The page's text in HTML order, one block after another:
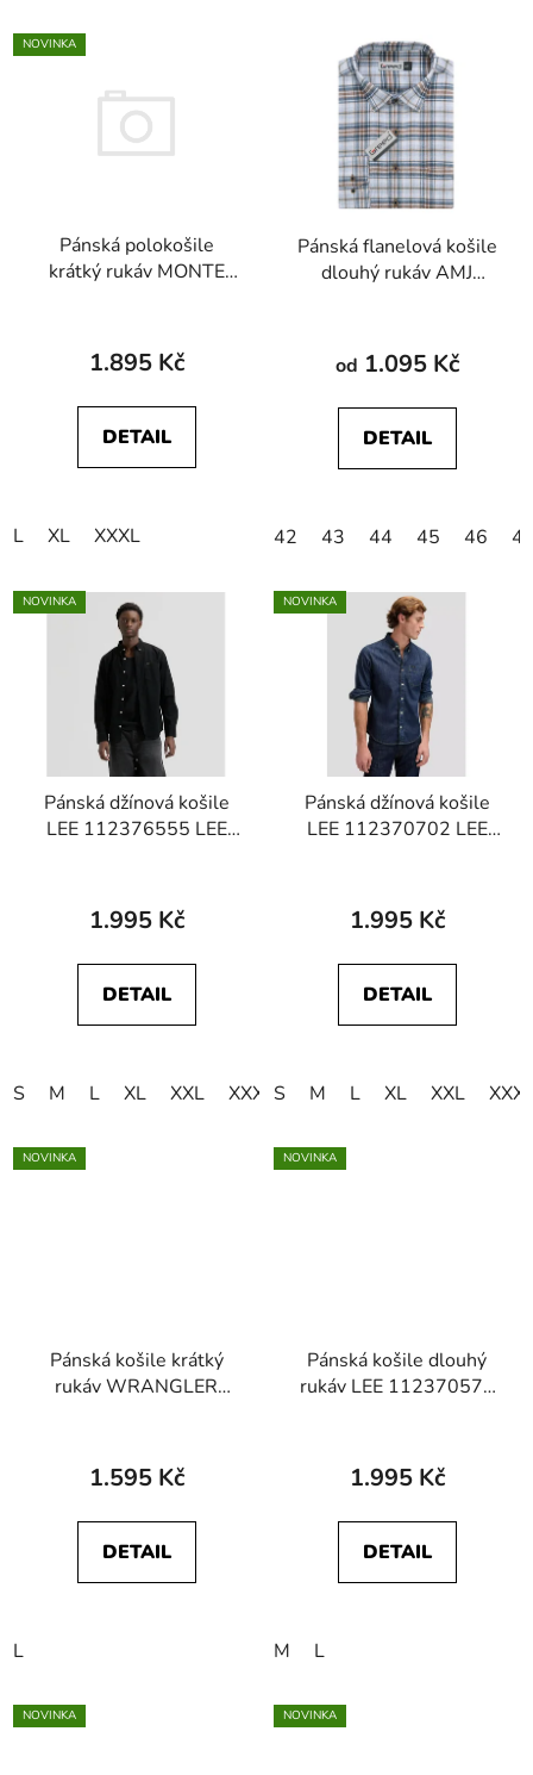
NOVINKA
Pánská polokošile
krátký rukáv MONTE
1.895 Kč
DETAIL
L XL XXXL
Pánská flanelová košile
dlouhý rukáv AMJ
od 1.095 Kč
DETAIL
42 43 44 45 46
NOVINKA
Pánská džínová košile
LEE 112376555 LEE
1.995 Kč
DETAIL
S M L XL XXL XXXL 4XL 5XL
NOVINKA
Pánská džínová košile
LEE 112370702 LEE
1.995 Kč
DETAIL
S M L XL XXL
NOVINKA
Pánská košile krátký
rukáv WRANGLER
1.595 Kč
DETAIL
L
NOVINKA
Pánská košile dlouhý
rukáv LEE 112370573
1.995 Kč
DETAIL
M L
NOVINKA NOVINKA